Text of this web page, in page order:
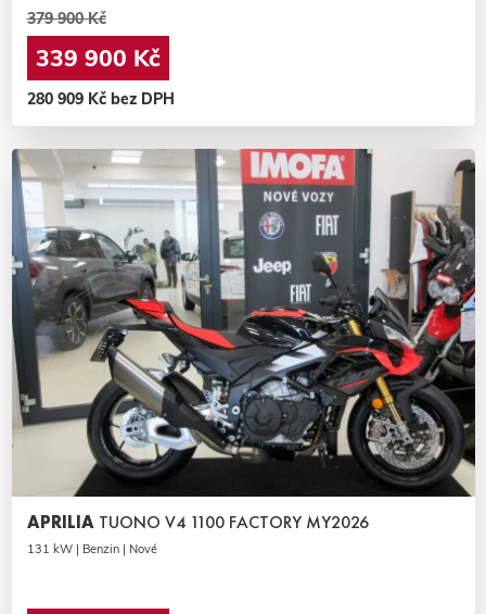
379 900 Kč
339 900 Kč
280 909 Kč bez DPH
APRILIA TUONO V4 1100 FACTORY MY2026
131 kW | Benzin | Nové